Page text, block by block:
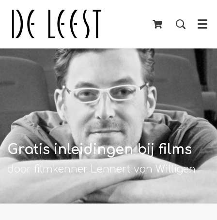
Menu
Gratis inleidingen bij films
door filmkenner Lennert van Willigen